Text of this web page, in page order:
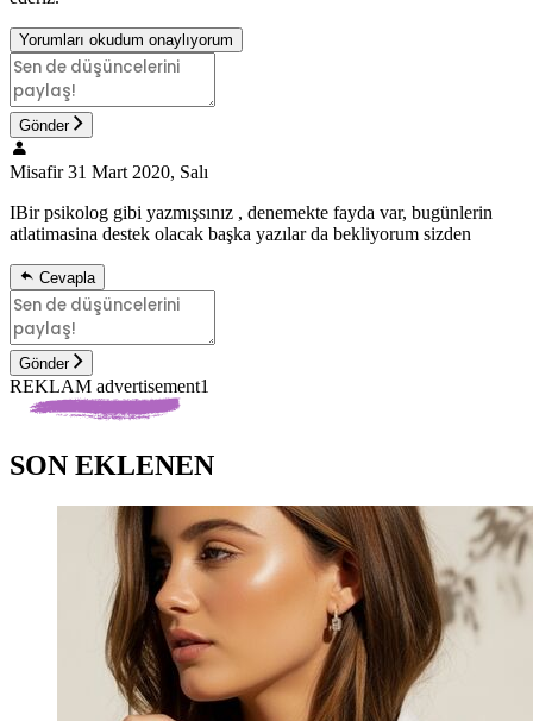
Yorumları okudum onaylıyorum
Gönder
Misafir 31 Mart 2020, Salı
IBir psikolog gibi yazmışsınız , denemekte fayda var, bugünlerin
atlatimasina destek olacak başka yazılar da bekliyorum sizden
Cevapla
Gönder
REKLAM advertisement1
SON EKLENEN